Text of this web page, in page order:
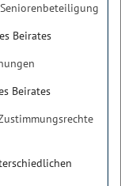
Beirates
Beirates